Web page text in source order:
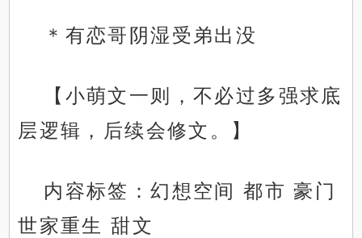
＊有恋哥阴湿受弟出没
【小萌文一则，不必过多强求底
层逻辑，后续会修文。】
内容标签：幻想空间 都市 豪门
世家重生 甜文